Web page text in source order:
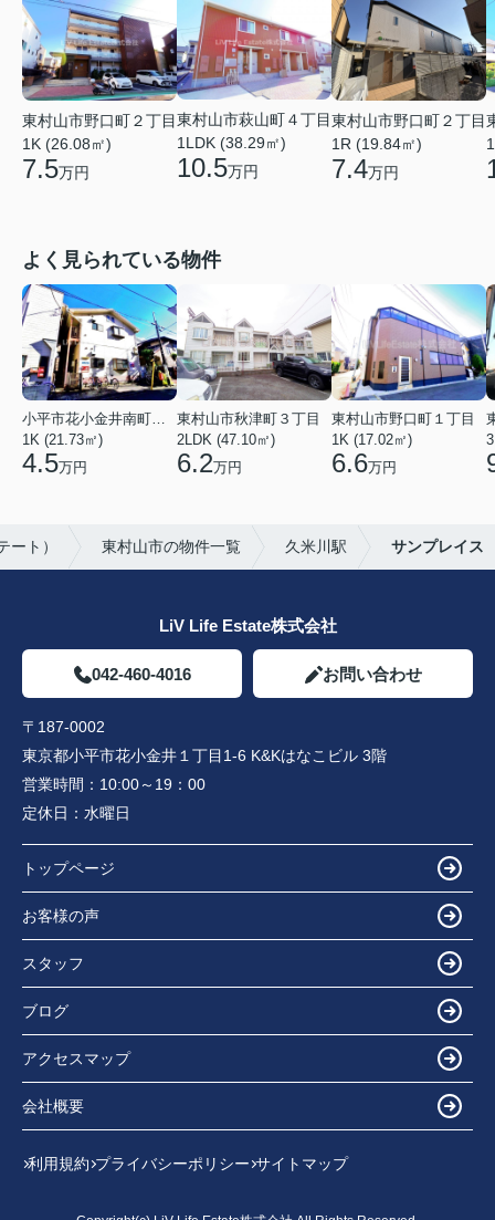
東村山市野口町２丁目
1K (26.08㎡)
7.5万円
東村山市萩山町４丁目
1LDK (38.29㎡)
10.5万円
東村山市野口町２丁目
1R (19.84㎡)
7.4万円
よく見られている物件
小平市花小金井南町１丁目
1K (21.73㎡)
4.5万円
東村山市秋津町３丁目
2LDK (47.10㎡)
6.2万円
東村山市野口町１丁目
1K (17.02㎡)
6.6万円
ト） 東村山市の物件一覧 久米川駅 サンプレイス
LiV Life Estate株式会社
042-460-4016 お問い合わせ
〒187-0002
東京都小平市花小金井１丁目1-6 K&Kはなこビル 3階
営業時間： 10:00～19：00
定休日： 水曜日
トップページ
お客様の声
スタッフ
ブログ
アクセスマップ
会社概要
利用規約 プライバシーポリシー サイトマップ